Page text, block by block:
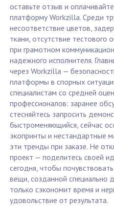
оставьте отзыв и
платформу Workzilla. Среди
несоответствие цветов,
ткани, отсутствие
при грамотном
надежного исполнителя.
через Workzilla —
платформы в спорных
специалистам со средней
профессионалов: заранее
стесняйтесь запросить
быстроменяющийся, сейчас
экопринты и нестандартные
эти тренды при заказе. Не
проект — поделитесь своей
сегодня, чтобы
вещи, созданной специально
только сэкономит время и
удовольствие от результата.